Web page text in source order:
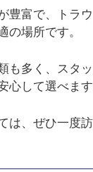
豊富で、トラ
の場所です。
も多く、スタ
心して選べます
は、ぜひ一度